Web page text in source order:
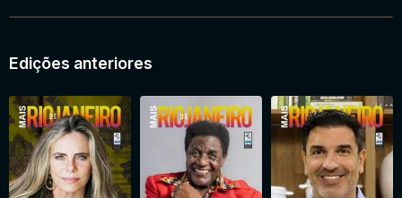
Edições anteriores